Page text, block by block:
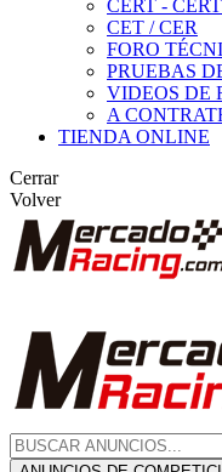
CERT -
CET / CER
FORO
PRUEBAS
VIDEOS DE
A
TIENDA ONLINE
Cerrar
Volver
ANUNCIOS DE